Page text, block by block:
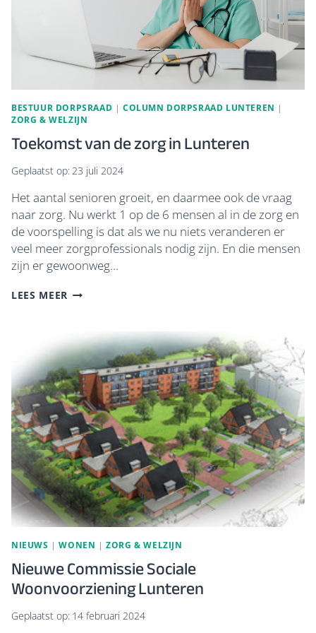
BESTUUR DORPSRAAD | COLUMN DORPSRAAD LUNTEREN |
ZORG & WELZIJN
Toekomst van de zorg in Lunteren
Geplaatst op:23 juli 2024
Het aantal senioren groeit, en daarmee ook de vraag
naar zorg. Nu werkt 1 op de 6 mensen al in de zorg en
de voorspelling is dat als we nu niets veranderen er
veel meer zorgprofessionals nodig zijn. En die mensen
zijn er gewoonweg…
LEES MEER TOEKOMST
IN
LUNTEREN
NIEUWS |WONEN |ZORG & WELZIJN
Nieuwe Commissie Sociale
Woonvoorziening Lunteren
Geplaatst op: 14 februari 2024